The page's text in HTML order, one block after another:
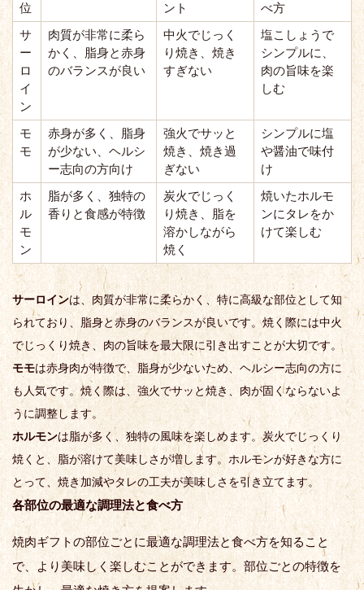
位
ント
べ方
サ
ー
ロ
イ
ン
肉質が非常に柔ら
かく、脂身と赤身
のバランスが良い
中火でじっく
り焼き、焼き
すぎない
塩こしょうで
シンプルに、
肉の旨味を楽
しむ
モ
モ
赤身が多く、脂身
が少ない、ヘルシ
ー志向の方向け
強火でサッと
焼き、焼き過
ぎない
シンプルに塩
や醤油で味付
け
ホ
ル
モ
ン
脂が多く、独特の
香りと食感が特徴
炭火でじっく
り焼き、脂を
溶かしながら
焼く
焼いたホルモ
ンにタレをか
けて楽しむ
サーロインは、肉質が非常に柔らかく、特に高級な部位として知
られており、脂身と赤身のバランスが良いです。焼く際には中火
でじっくり焼き、肉の旨味を最大限に引き出すことが大切です。
モモは赤身肉が特徴で、脂身が少ないため、ヘルシー志向の方に
も人気です。焼く際は、強火でサッと焼き、肉が固くならないよ
うに調整します。
ホルモンは脂が多く、独特の風味を楽しめます。炭火でじっくり
焼くと、脂が溶けて美味しさが増します。ホルモンが好きな方に
とって、焼き加減やタレの工夫が美味しさを引き立てます。
各部位の最適な調理法と食べ方
焼肉ギフトの部位ごとに最適な調理法と食べ方を知ること
で、より美味しく楽しむことができます。部位ごとの特徴を